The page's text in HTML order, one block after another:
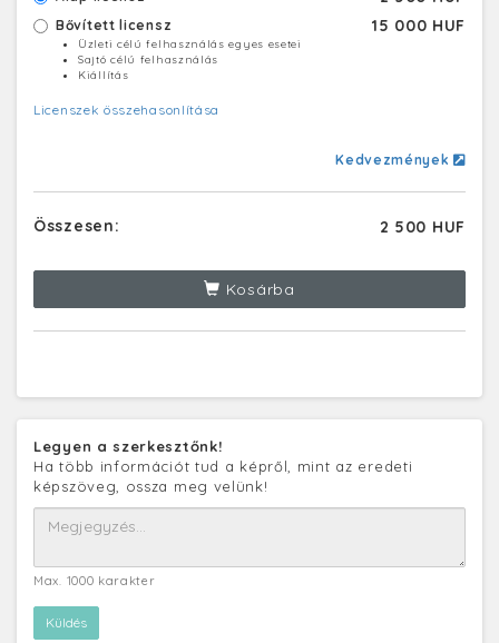
Bővített licensz 15 000 HUF
Üzleti célú felhasználás egyes esetei
Sajtó célú felhasználás
Kiállítás
Licenszek összehasonlítása
Kedvezmények
Összesen: 2 500 HUF
Kosárba
Legyen a szerkesztőnk!
Ha több információt tud a képről, mint az eredeti
képszöveg, ossza meg velünk!
Max. 1000 karakter